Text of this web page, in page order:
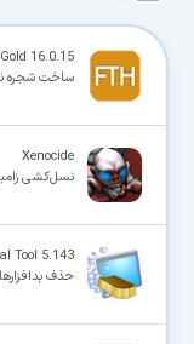
16.0.15
ساخت شجره
Xenocide
نسل‌کشی
Tool 5.143
حذف